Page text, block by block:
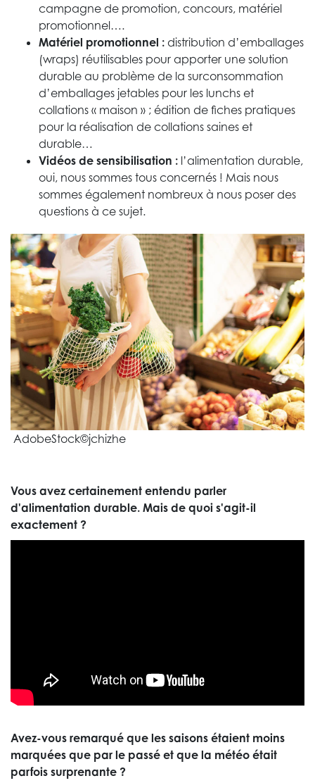
campagne de promotion, concours, matériel
promotionnel….
Matériel promotionnel : distribution d’emballages
(wraps) réutilisables pour apporter une solution
durable au problème de la surconsommation
d’emballages jetables pour les lunchs et
collations « maison » ; édition de fiches pratiques
pour la réalisation de collations saines et
durable…
Vidéos de sensibilisation : l’alimentation durable,
oui, nous sommes tous concernés ! Mais nous
sommes également nombreux à nous poser des
questions à ce sujet.
AdobeStock©jchizhe
Vous avez certainement entendu parler
d'alimentation durable. Mais de quoi s'agit-il
exactement ?
Avez-vous remarqué que les saisons étaient moins
marquées que par le passé et que la météo était
parfois surprenante ?